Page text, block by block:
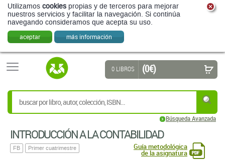
Utilizamos cookies propias y de terceros para mejorar
nuestros servicios y facilitar la navegación. Si continúa
navegando consideramos que acepta su uso.
aceptar más información
Búsqueda Avanzada
0 LIBROS (0 €)
INTRODUCCIÓN A LA CONTABILIDAD
FB Primer cuatrimestre Guía metodológica
de la asignatura